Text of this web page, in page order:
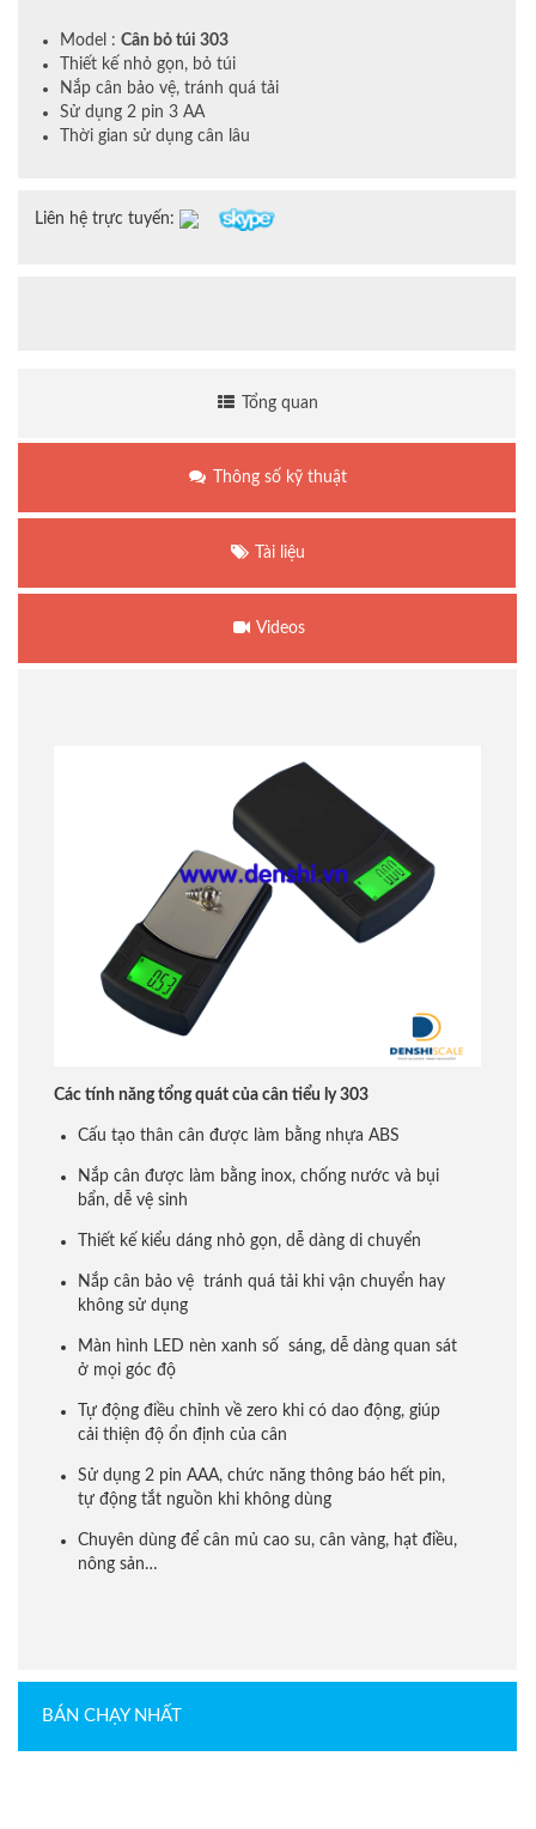
Model : Cân bỏ túi 303
Thiết kế nhỏ gọn, bỏ túi
Nắp cân bảo vệ, tránh quá tải
Sử dụng 2 pin 3 AA
Thời gian sử dụng cân lâu
Liên hệ trực tuyến:
Tổng quan
Thông số kỹ thuật
Tài liệu
Videos
Các tính năng tổng quát của cân tiểu ly 303
Cấu tạo thân cân được làm bằng nhựa ABS
Nắp cân được làm bằng inox, chống nước và bụi
bẩn, dễ vệ sinh
Thiết kế kiểu dáng nhỏ gọn, dễ dàng di chuyển
Nắp cân bảo vệ tránh quá tải khi vận chuyển hay
không sử dụng
Màn hình LED nèn xanh số sáng, dễ dàng quan sát
ở mọi góc độ
Tự động điều chỉnh về zero khi có dao động, giúp
cải thiện độ ổn định của cân
Sử dụng 2 pin AAA, chức năng thông báo hết pin,
tự động tắt nguồn khi không dùng
Chuyên dùng để cân mủ cao su, cân vàng, hạt điều,
nông sản…
BÁN CHẠY NHẤT